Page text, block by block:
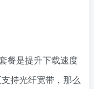
餐是提升下载速度
持光纤宽带，那么